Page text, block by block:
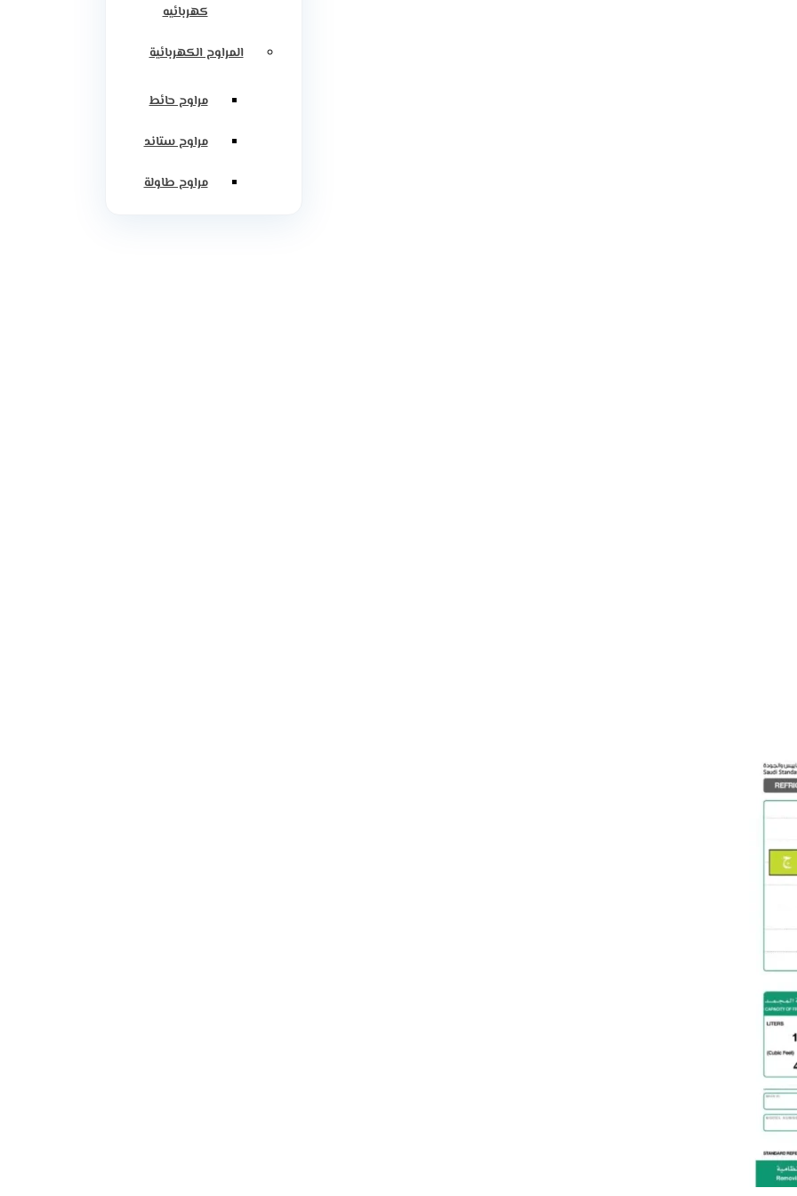
كهربائيه
المراوح الكهربائية
مراوح حائط
مراوح ستاند
مراوح طاولة